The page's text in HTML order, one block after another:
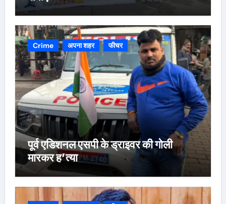
Crime अपना शहर फीचर
पूर्व एडिशनल एसपी के ड्राइवर की गोली
मारकर ह’त्या